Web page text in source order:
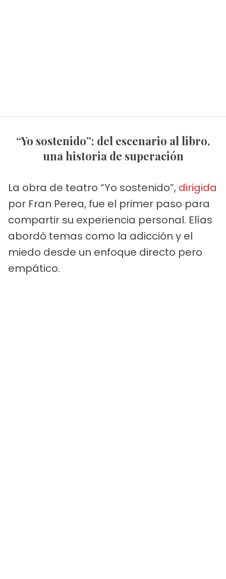
“Yo sostenido”: del escenario al libro,
una historia de superación
La obra de teatro “Yo sostenido”, dirigida
por Fran Perea, fue el primer paso para
compartir su experiencia personal. Elías
abordó temas como la adicción y el
miedo desde un enfoque directo pero
empático.